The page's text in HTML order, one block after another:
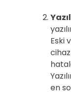
Eski
en